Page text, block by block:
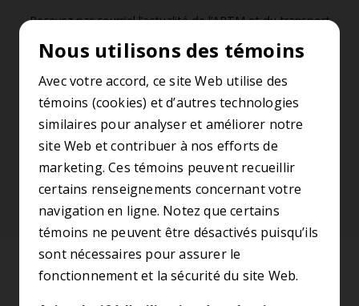
Nous utilisons des témoins
Avec votre accord, ce site Web utilise des
témoins (cookies) et d’autres technologies
similaires pour analyser et améliorer notre
site Web et contribuer à nos efforts de
marketing. Ces témoins peuvent recueillir
certains renseignements concernant votre
navigation en ligne. Notez que certains
témoins ne peuvent être désactivés puisqu’ils
sont nécessaires pour assurer le
fonctionnement et la sécurité du site Web.
Recevez par courriel l’actualité de l’ARTM et du transport
S’abonner à l’infolettre
SUIVEZ-NOUS